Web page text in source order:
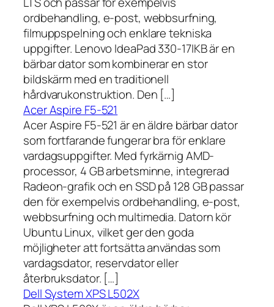
ordbehandling, e-post, webbsurfning,
filmuppspelning och enklare tekniska
uppgifter. Lenovo IdeaPad 330-17IKB är en
bärbar dator som kombinerar en stor
bildskärm med en traditionell
hårdvarukonstruktion. Den […]
Acer Aspire F5-521
Acer Aspire F5-521 är en äldre bärbar dator
som fortfarande fungerar bra för enklare
vardagsuppgifter. Med fyrkärnig AMD-
processor, 4 GB arbetsminne, integrerad
Radeon-grafik och en SSD på 128 GB passar
den för exempelvis ordbehandling, e-post,
webbsurfning och multimedia. Datorn kör
Ubuntu Linux, vilket ger den goda
möjligheter att fortsätta användas som
vardagsdator, reservdator eller
återbruksdator. […]
Dell System XPS L502X